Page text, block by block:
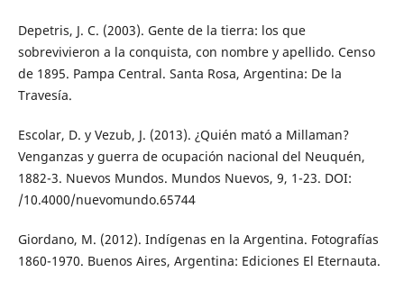
Depetris, J. C. (2003). Gente de la tierra: los que
sobrevivieron a la conquista, con nombre y apellido. Censo
de 1895. Pampa Central. Santa Rosa, Argentina: De la
Travesía.
Escolar, D. y Vezub, J. (2013). ¿Quién mató a Millaman?
Venganzas y guerra de ocupación nacional del Neuquén,
1882-3. Nuevos Mundos. Mundos Nuevos, 9, 1-23. DOI:
/10.4000/nuevomundo.65744
Giordano, M. (2012). Indígenas en la Argentina. Fotografías
1860-1970. Buenos Aires, Argentina: Ediciones El Eternauta.